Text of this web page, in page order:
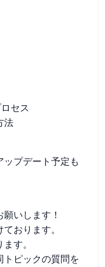
セス
法
プデート予定も
いします！
おります。
す。
トピックの質問を